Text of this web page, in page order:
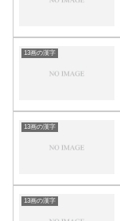
13画の漢字
13画の漢字
13画の漢字